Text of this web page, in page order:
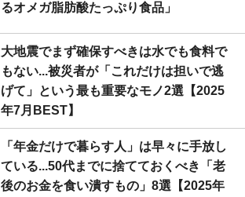
るオメガ脂肪酸たっぷり食品」
大地震でまず確保すべきは水でも食料で
もない...被災者が「これだけは担いで逃
げて」という最も重要なモノ2選【2025
年7月BEST】
「年金だけで暮らす人」は早々に手放し
ている...50代までに捨てておくべき「老
後のお金を食い潰すもの」8選【2025年